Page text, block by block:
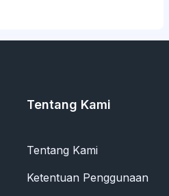
Tentang Kami
Tentang Kami
Ketentuan Penggunaan